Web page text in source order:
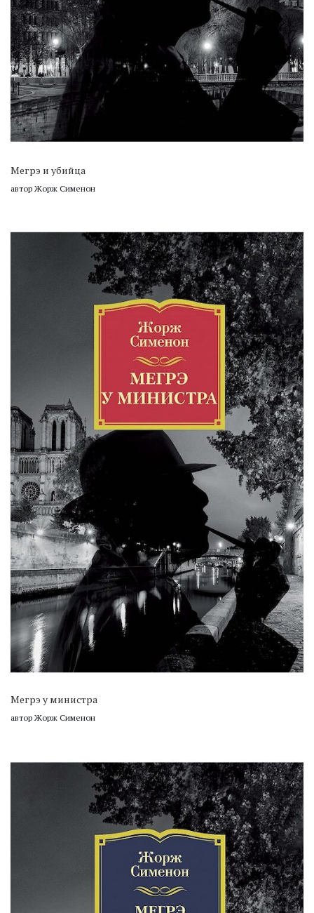
Мегрэ и убийца
автор Жорж Сименон
Мегрэ у министра
автор Жорж Сименон